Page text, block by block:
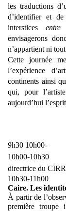
les traductions
d’identifier et
interstices entre
envisagerons
n’appartient ni
Cette journée
l’expérience
continents ainsi
qui, pour
aujourd’hui
9h30 10h00-
10h00-
directrice du
10h30-11h00
Caire. Les
À partir de
première troupe